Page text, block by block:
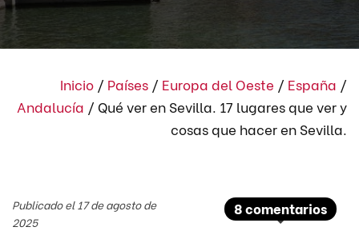
Inicio / Países / Europa del Oeste / España /
Andalucía / Qué ver en Sevilla. 17 lugares que ver y
cosas que hacer en Sevilla.
8 comentarios
Publicado el 17 de agosto de
2025